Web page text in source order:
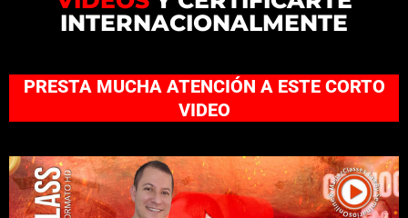
INTERNACIONALMENTE
PRESTA MUCHA ATENCIÓN A ESTE CORTO
VIDEO